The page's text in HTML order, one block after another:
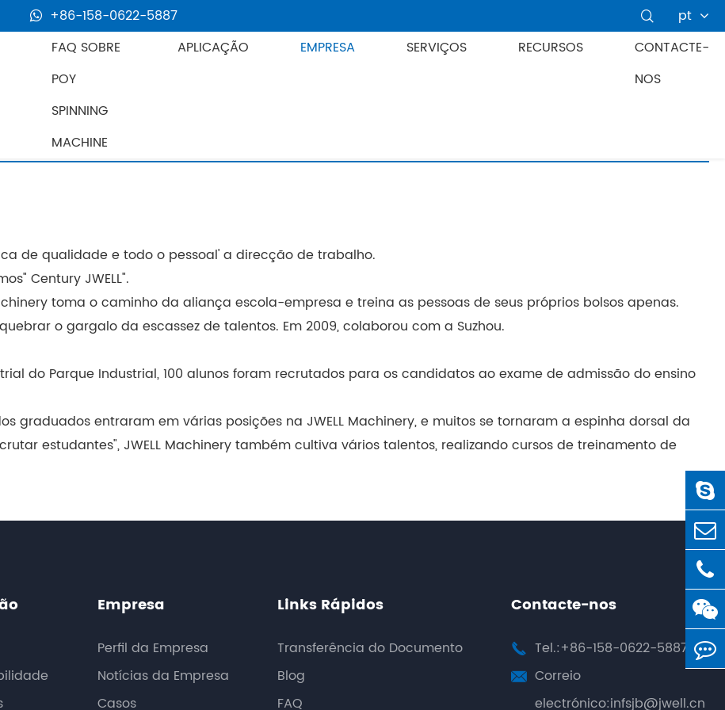
+86-158-0622-5887 
pt
FAQ SOBRE
POY
SPINNING
MACHINE
APLICAÇÃO EMPRESA SERVIÇOS RECURSOS
CONTACTE-
NOS
de qualidade e todo o pessoal' a direcção de trabalho.
Century JWELL".
toma o caminho da aliança escola-empresa e treina as pessoas de seus próprios bolsos apenas.
o gargalo da escassez de talentos. Em 2009, colaborou com a Suzhou.
do Parque Industrial, 100 alunos foram recrutados para os candidatos ao exame de admissão do ensino
graduados entraram em várias posições na JWELL Machinery, e muitos se tornaram a espinha dorsal da
estudantes", JWELL Machinery também cultiva vários talentos, realizando cursos de treinamento de
Empresa
Perfil da Empresa
Notícias da Empresa
Casos
Links Rápidos
Transferência do Documento
Blog
FAQ
Contacte-nos
 Tel.:+86-158-0622-5887
 Correio
electrónico:infsjb@jwell.cn